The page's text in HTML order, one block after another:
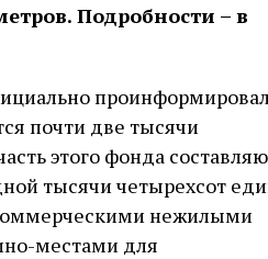
Подробности – в
почти две тысячи
этого фонда
тысячи четырехсот
нежилыми
местами для